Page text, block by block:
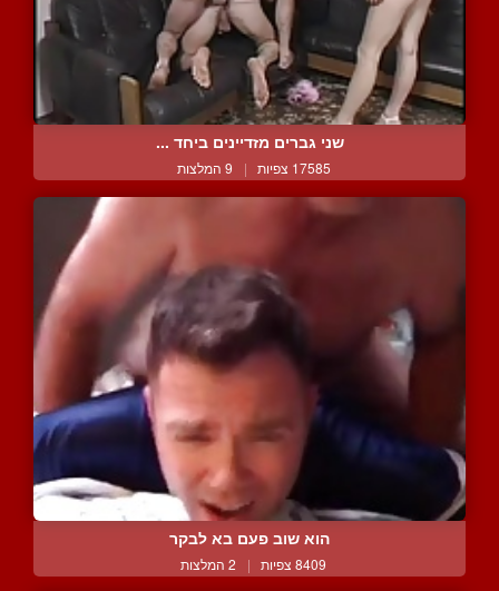
שני גברים מזדיינים ביחד ...
17585 צפיות | 9 המלצות
הוא שוב פעם בא לבקר
8409 צפיות | 2 המלצות